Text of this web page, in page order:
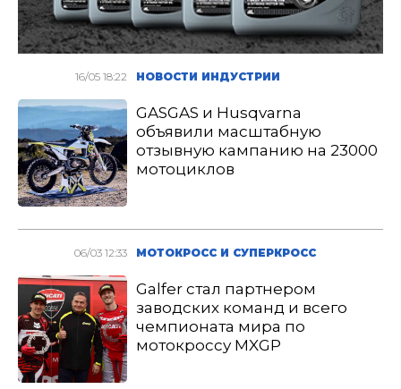
16/05 18:22 НОВОСТИ ИНДУСТРИИ
GASGAS и Husqvarna
объявили масштабную
отзывную кампанию на 23000
мотоциклов
06/03 12:33 МОТОКРОСС И СУПЕРКРОСС
Galfer стал партнером
заводских команд и всего
чемпионата мира по
мотокроссу MXGP